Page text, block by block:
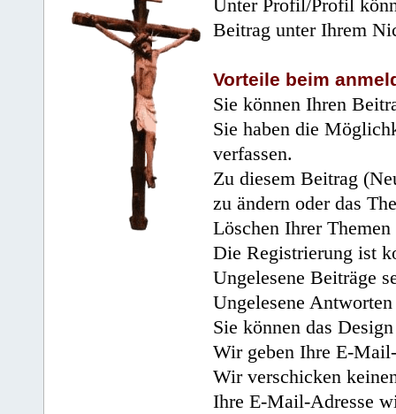
Unter Profil/Profil
Beitrag unter Ihrem
Vorteile beim
Sie können Ihren
Sie haben die
verfassen.
Zu diesem Beitrag
zu ändern oder das
Löschen Ihrer
Die Registrierung ist
Ungelesene Beiträge
Ungelesene
Sie können das
Wir geben Ihre E-
Wir verschicken
Ihre E-Mail-Adresse